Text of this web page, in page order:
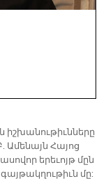
Ամենայն Հայոց
երեւոյթ մըն
մը: